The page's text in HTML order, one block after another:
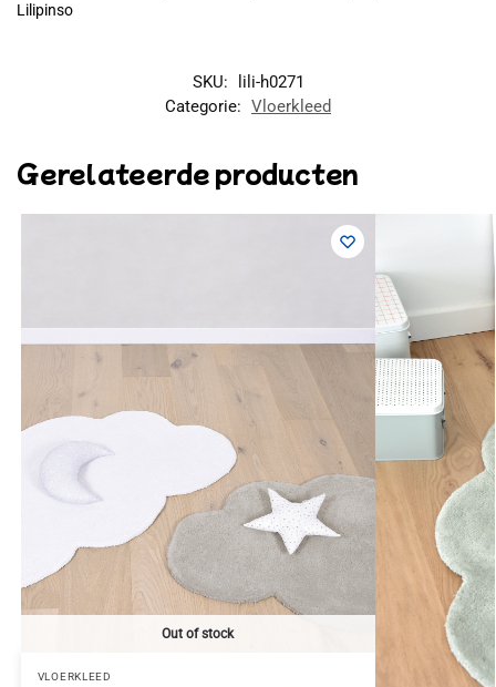
Lilipinso
SKU:
lili-h0271
Categorie: Vloerkleed
Gerelateerde producten
Out of stock
VLOERKLEED